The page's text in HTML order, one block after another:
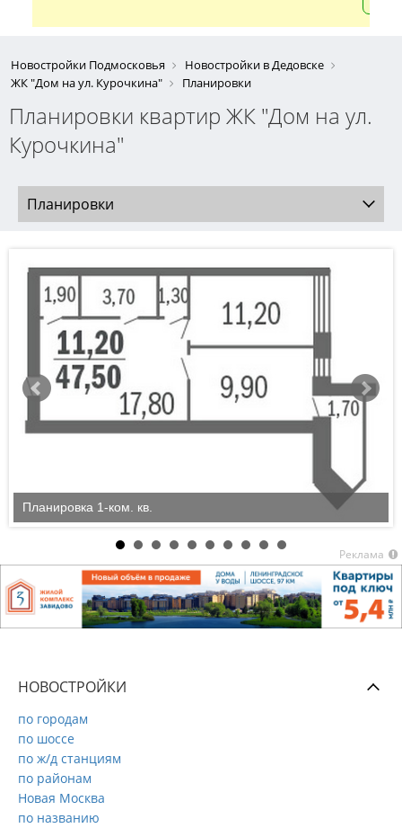
Новостройки Подмосковья
Новостройки в Дедовске
ЖК "Дом на ул. Курочкина"
Планировки
Планировки квартир ЖК "Дом на ул.
Курочкина"
Планировки
Планировка 1-ком. кв.
Реклама
НОВОСТРОЙКИ
по городам
по шоссе
по ж/д станциям
по районам
Новая Москва
по названию